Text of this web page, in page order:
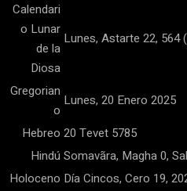
Calendari
o Lunar
de la
Diosa
Lunes, Astarte 22, 564
Gregorian
o
Lunes, 20 Enero 2025
Hebreo 20 Tevet 5785
Hindú Somavãra, Magha 0,
Holoceno Día Cincos, Cero 19,